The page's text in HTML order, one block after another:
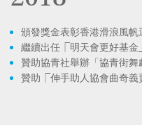
頒發獎金表彰香港滑浪風
繼續出任⎾明天會更好基
贊助協青社舉辦「協青街舞
贊助⎾伸手助人協會曲奇義